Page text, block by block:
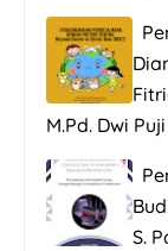
M.Pd. Dwi
S.